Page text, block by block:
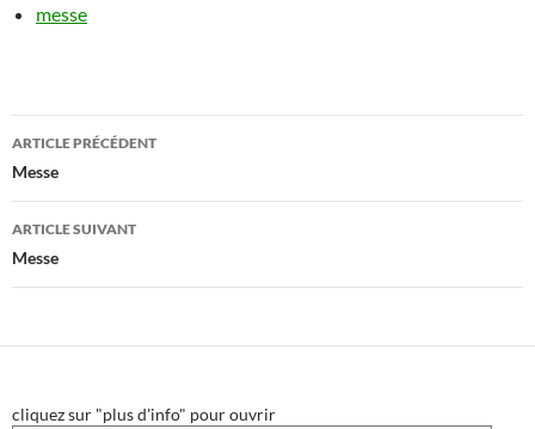
messe
Navigation
des
articles
ARTICLE PRÉCÉDENT
Messe
ARTICLE SUIVANT
Messe
cliquez sur "plus d'info" pour ouvrir